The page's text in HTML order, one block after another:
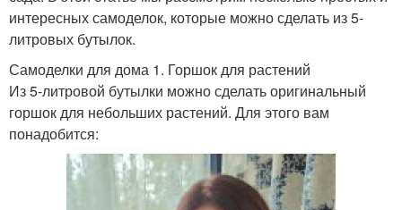
интересных самоделок, которые можно сделать из 5-
литровых бутылок.
Самоделки для дома 1. Горшок для растений
Из 5-литровой бутылки можно сделать оригинальный
горшок для небольших растений. Для этого вам
понадобится: